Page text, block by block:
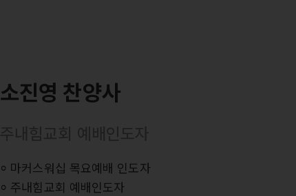
소진영 찬양사
⸰ 마커스워십 목요예배 인도자
⸰ 주내힘교회 예배인도자